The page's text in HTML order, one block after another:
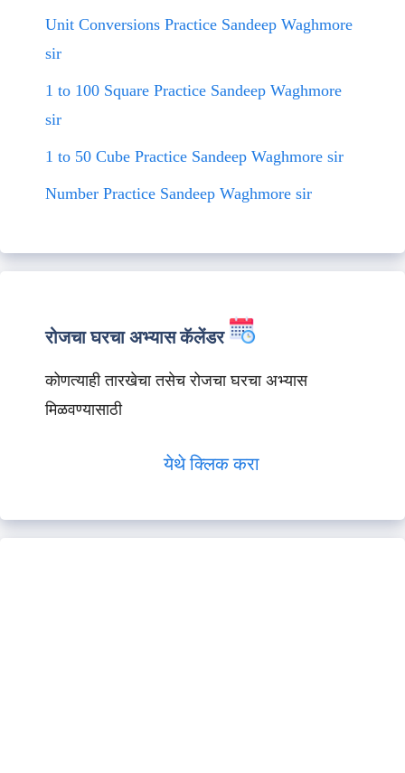
Unit Conversions Practice Sandeep Waghmore
sir
1 to 100 Square Practice Sandeep Waghmore
sir
1 to 50 Cube Practice Sandeep Waghmore sir
Number Practice Sandeep Waghmore sir
रोजचा घरचा अभ्यास कॅलेंडर
कोणत्याही तारखेचा तसेच रोजचा घरचा अभ्यास
मिळवण्यासाठी
येथे क्लिक करा